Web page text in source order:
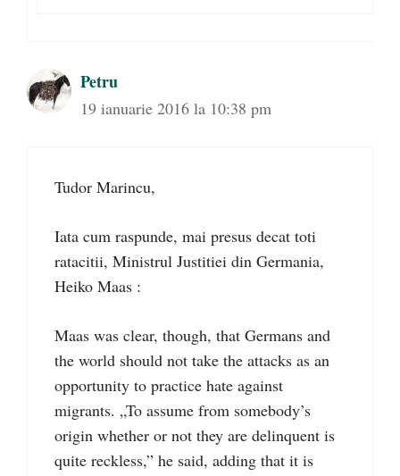
Petru
19 ianuarie 2016 la 10:38 pm
Tudor Marincu,
Iata cum raspunde, mai presus decat toti
ratacitii, Ministrul Justitiei din Germania,
Heiko Maas :
Maas was clear, though, that Germans and
the world should not take the attacks as an
opportunity to practice hate against
migrants. „To assume from somebody’s
origin whether or not they are delinquent is
quite reckless,” he said, adding that it is